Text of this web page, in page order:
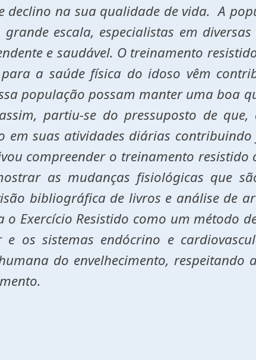
na sua qualidade de vida. A
escala, especialistas em
e saudável. O treinamento
a saúde física do idoso vêm
população possam manter uma boa
partiu-se do pressuposto de
em suas atividades diárias
compreender o treinamento resistido
as mudanças fisiológicas que
bibliográfica de livros e análise de
Exercício Resistido como um método
os sistemas endócrino e
do envelhecimento, respeitando